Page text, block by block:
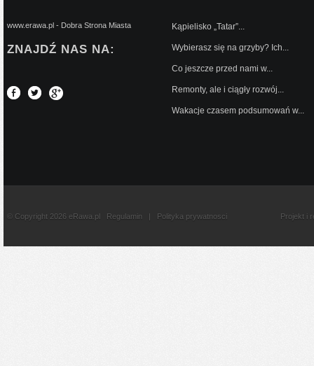
www.erawa.pl - Dobra Strona Miasta
ZNAJDŹ NAS NA:
Kąpielisko „Tatar”...
Wybierasz się na grzyby? Ich...
Co jeszcze przed nami w...
Remonty, ale i ciągły rozwój...
Wakacje czasem podsumowań w...
© Copyright 2026 eRawa.pl Regulamin | Polityka prywatnosci Projekt i